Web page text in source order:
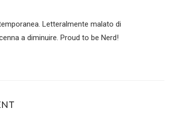
Letteralmente malato di
a diminuire. Proud to be Nerd!